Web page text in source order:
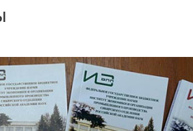
Диссертационные
советы
Целевое обучение